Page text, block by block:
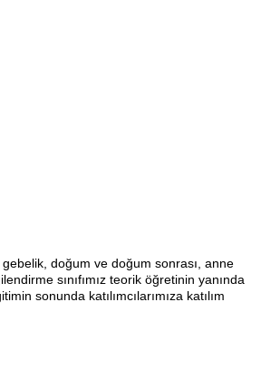
gebelik, doğum ve doğum sonrası, anne
sınıfımız teorik öğretinin yanında
sonunda katılımcılarımıza katılım